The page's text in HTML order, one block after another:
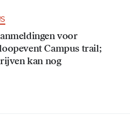
voor
Campus trail;
kan nog